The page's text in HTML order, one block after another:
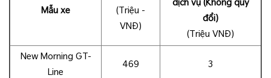
Mẫu xe
(Triệu -
VNĐ)
dịch vụ (Không quy
đổi)
(Triệu VNĐ)
New Morning GT-
Line
469 3